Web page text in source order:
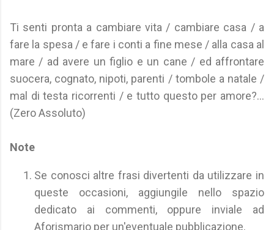
Ti senti pronta a cambiare vita / cambiare casa / a
fare la spesa / e fare i conti a fine mese / alla casa al
mare / ad avere un figlio e un cane / ed affrontare
suocera, cognato, nipoti, parenti / tombole a natale /
mal di testa ricorrenti / e tutto questo per amore?...
(Zero Assoluto)
Note
Se conosci altre frasi divertenti da utilizzare in
queste occasioni, aggiungile nello spazio
dedicato ai commenti, oppure inviale ad
Aforismario per un'eventuale pubblicazione.